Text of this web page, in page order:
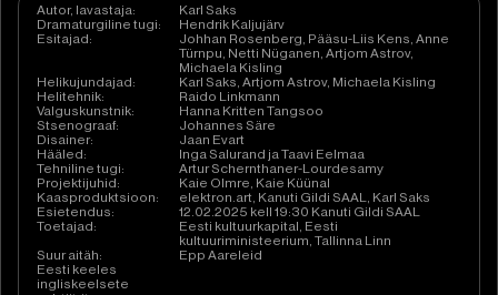
Autor, lavastaja:
Karl Saks
Dramaturgiline tugi:
Hendrik Kaljujärv
Esitajad:
Johhan Rosenberg, Pääsu-Liis Kens, Anne
Türnpu, Netti Nüganen, Artjom Astrov,
Michaela Kisling
Helikujundajad:
Karl Saks, Artjom Astrov, Michaela Kisling
Helitehnik:
Raido Linkmann
Valguskunstnik:
Hanna Kritten Tangsoo
Stsenograaf:
Johannes Säre
Disainer:
Jaan Evart
Hääled:
Inga Salurand ja Taavi Eelmaa
Tehniline tugi:
Artur Schernthaner-Lourdesamy
Projektijuhid:
Kaie Olmre, Kaie Küünal
Kaasproduktsioon:
elektron.art, Kanuti Gildi SAAL, Karl Saks
Esietendus:
12.02.2025 kell 19:30 Kanuti Gildi SAAL
Toetajad:
Eesti kultuurkapital, Eesti
kultuuriministeerium, Tallinna Linn
Suur aitäh:
Epp Aareleid
Eesti keeles
ingliskeelsete